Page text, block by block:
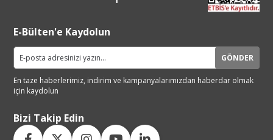
E-Bülten'e Kaydolun
GÖNDER
En taze haberlerimiz, indirim ve kampanyalarımızdan haberdar olmak
için kaydolun
Bizi Takip Edin